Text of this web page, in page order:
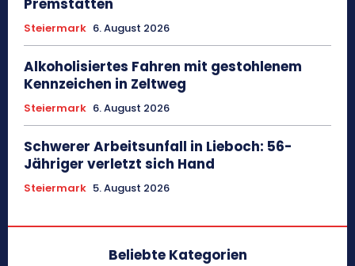
Premstätten
Steiermark 6. August 2026
Alkoholisiertes Fahren mit gestohlenem
Kennzeichen in Zeltweg
Steiermark 6. August 2026
Schwerer Arbeitsunfall in Lieboch: 56-
Jähriger verletzt sich Hand
Steiermark 5. August 2026
Beliebte Kategorien